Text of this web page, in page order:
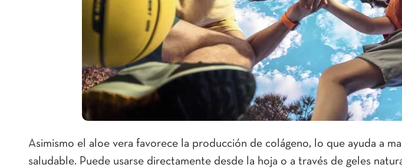
Asimismo el aloe vera favorece la producción de colágeno, lo que ayuda a
saludable. Puede usarse directamente desde la hoja o a través de geles